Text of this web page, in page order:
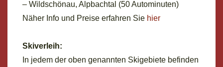
– Wildschönau, Alpbachtal (50 Autominuten)
Näher Info und Preise erfahren Sie hier
Skiverleih:
In jedem der oben genannten Skigebiete befinden